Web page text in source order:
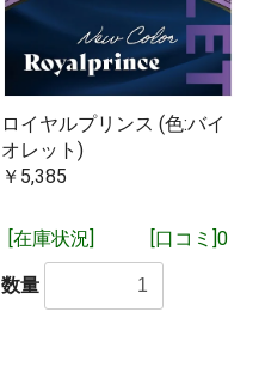
ロイヤルプリンス (色:バイ
オレット)
￥5,385
[在庫状況] [口コミ]0
数量